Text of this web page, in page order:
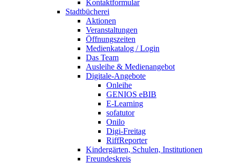
Kontaktformular
Stadtbücherei
Aktionen
Veranstaltungen
Öffnungszeiten
Medienkatalog / Login
Das Team
Ausleihe & Medienangebot
Digitale-Angebote
Onleihe
GENIOS eBIB
E-Learning
sofatutor
Onilo
Digi-Freitag
RiffReporter
Kindergärten, Schulen, Institutionen
Freundeskreis